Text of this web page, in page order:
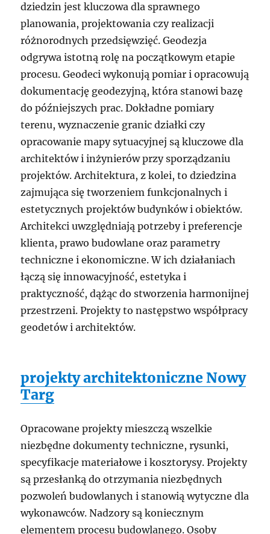
dziedzin jest kluczowa dla sprawnego
planowania, projektowania czy realizacji
różnorodnych przedsięwzięć. Geodezja
odgrywa istotną rolę na początkowym etapie
procesu. Geodeci wykonują pomiar i opracowują
dokumentację geodezyjną, która stanowi bazę
do późniejszych prac. Dokładne pomiary
terenu, wyznaczenie granic działki czy
opracowanie mapy sytuacyjnej są kluczowe dla
architektów i inżynierów przy sporządzaniu
projektów. Architektura, z kolei, to dziedzina
zajmująca się tworzeniem funkcjonalnych i
estetycznych projektów budynków i obiektów.
Architekci uwzględniają potrzeby i preferencje
klienta, prawo budowlane oraz parametry
techniczne i ekonomiczne. W ich działaniach
łączą się innowacyjność, estetyka i
praktyczność, dążąc do stworzenia harmonijnej
przestrzeni. Projekty to następstwo współpracy
geodetów i architektów.
projekty architektoniczne Nowy
Targ
Opracowane projekty mieszczą wszelkie
niezbędne dokumenty techniczne, rysunki,
specyfikacje materiałowe i kosztorysy. Projekty
są przesłanką do otrzymania niezbędnych
pozwoleń budowlanych i stanowią wytyczne dla
wykonawców. Nadzory są koniecznym
elementem procesu budowlanego. Osoby